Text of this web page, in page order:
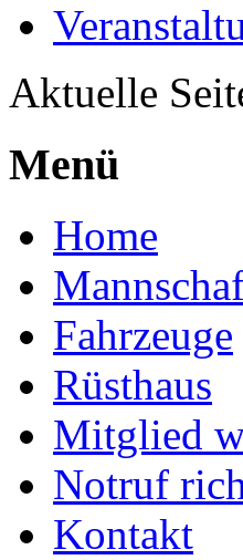
Aktuelle
Menü
Home
Fahrzeuge
Rüsthaus
Mitglied
Notruf
Kontakt